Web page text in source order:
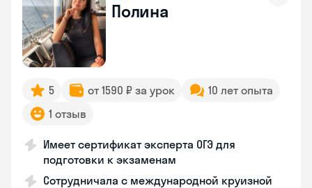
Полина
5 от 1590 ₽ за урок
10 лет опыта
1 отзыв
Имеет сертификат эксперта ОГЭ для
подготовки к экзаменам
Сотрудничала с международной круизной